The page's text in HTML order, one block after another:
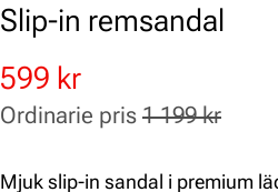
Slip-in remsandal
Rabatterat
pris
Pris
599 kr
Ordinarie
pris
Pris
Ordinarie pris 1 199 kr
Mjuk slip-in sandal i premium